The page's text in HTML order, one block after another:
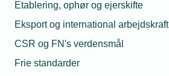
Etablering, ophør og ejerskifte
Eksport og international arbejdskraft
CSR og FN's verdensmål
Frie standarder